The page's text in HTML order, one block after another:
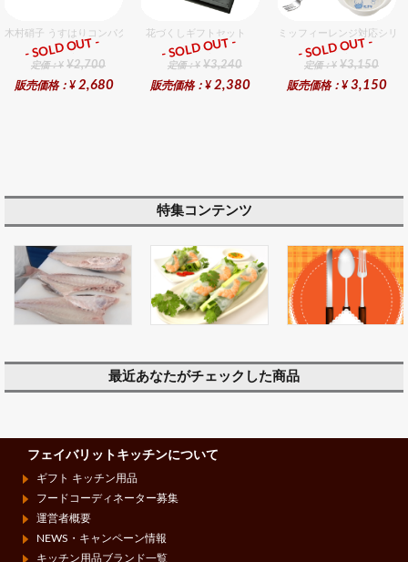
木村硝子 うすはりコンパクト270cc オールドグラスギフトセット（2個入り）
ギフト
定価：¥ ¥2,700
販売価格：¥ 2,680
- SOLD OUT -
花づくしギフトセット
ギフト
定価：¥ ¥3,240
販売価格：¥ 2,380
- SOLD OUT -
ミッフィーレンジ対応シリ
ギフト
定価：¥ ¥3,150
販売価格：¥ 3,150
- SOLD OUT -
特集コンテンツ
最近あなたがチェックした商品
フェイバリットキッチンについて
ギフト キッチン用品
フードコーディネーター募集
運営者概要
NEWS・キャンペーン情報
キッチン用品ブランド一覧